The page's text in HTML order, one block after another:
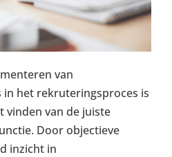
van
het rekruteringsproces is
vinden van de juiste
Door objectieve
inzicht in